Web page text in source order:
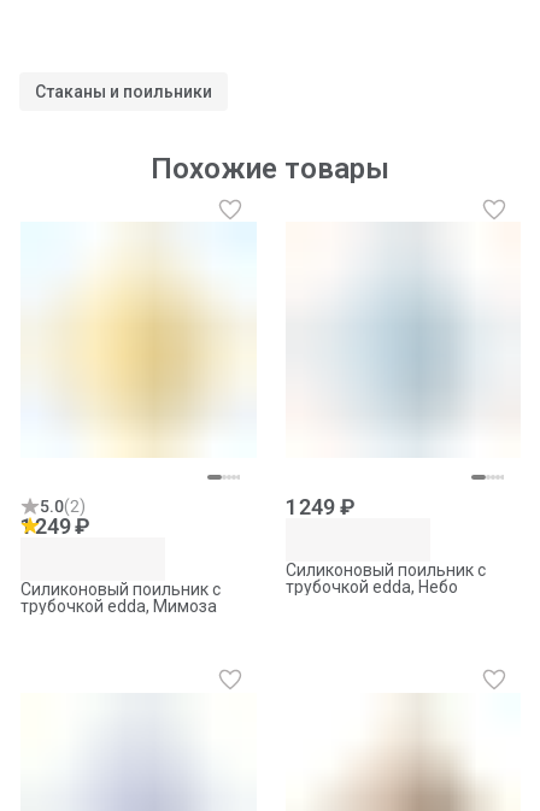
Стаканы и поильники
Похожие товары
5.0(2)
1 249 ₽
Силиконовый поильник с
трубочкой edda, Мимоза
1 249 ₽
Силиконовый поильник с
трубочкой edda, Небо